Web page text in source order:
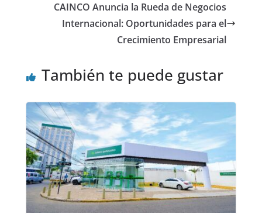
CAINCO Anuncia la Rueda de Negocios
Internacional: Oportunidades para el
Crecimiento Empresarial
También te puede gustar